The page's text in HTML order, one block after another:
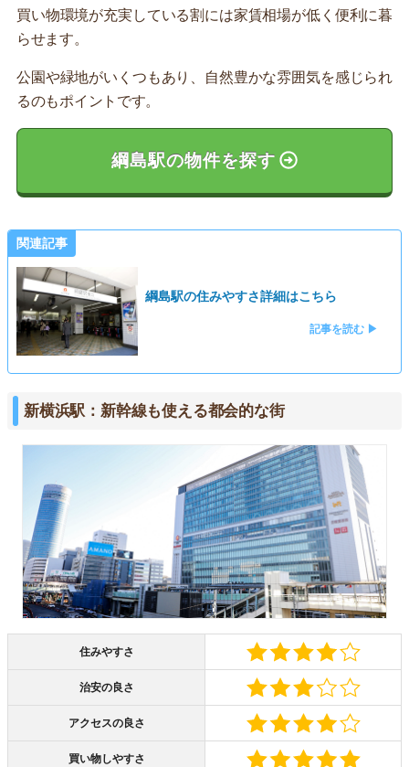
買い物環境が充実している割には家賃相場が低く便利に暮
らせます。
公園や緑地がいくつもあり、自然豊かな雰囲気を感じられ
るのもポイントです。
綱島駅の物件を探す
関連記事
綱島駅の住みやすさ詳細はこちら
記事を読む ▶
新横浜駅：新幹線も使える都会的な街
住みやすさ
治安の良さ
アクセスの良さ
買い物しやすさ